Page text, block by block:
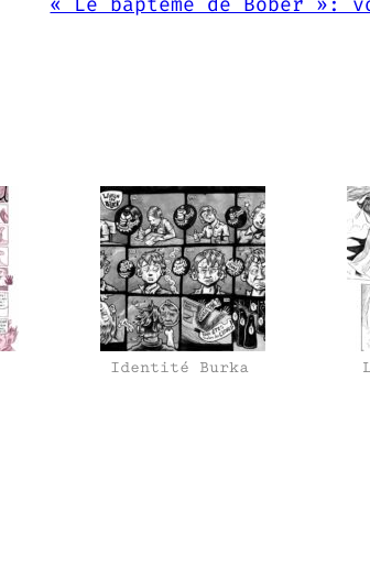
Identité Burka